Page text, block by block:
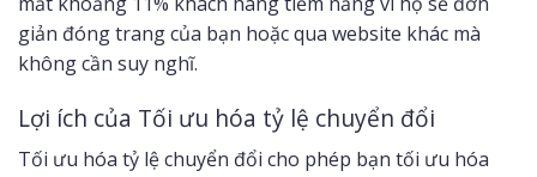
giản đóng trang của bạn hoặc qua website khác mà
không cần suy nghĩ.
Lợi ích của Tối ưu hóa tỷ lệ chuyển đổi
Tối ưu hóa tỷ lệ chuyển đổi cho phép bạn tối ưu hóa